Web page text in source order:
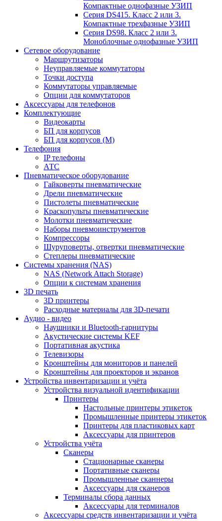
Компактные однофазные УЗИП
Серия DS415. Класс 2 или 3.
Компактные трехфазные УЗИП
Серия DS98. Класс 2 или 3.
Моноблочные однофазные УЗИП
Сетевое оборудование
Маршрутизаторы
Неуправляемые коммутаторы
Точки доступа
Коммутаторы управляемые
Опции для коммутаторов
Аксессуары для телефонов
Комплектующие
Видеокарты
БП для корпусов
БП для корпусов (М)
Телефония
IP телефоны
АТС
Пневматическое оборудование
Гайковерты пневматические
Дрели пневматические
Пистолеты пневматические
Краскопульты пневматические
Молотки пневматические
Наборы пневмоинструментов
Компрессоры
Шуруповерты, отвертки пневматические
Степлеры пневматические
Cистемы хранения (NAS)
NAS (Network Attach Storage)
Опции к системам хранения
3D печать
3D принтеры
Расходные материалы для 3D-печати
Аудио - видео
Наушники и Bluetooth-гарнитуры
Акустические системы KEF
Портативная акустика
Телевизоры
Кронштейны для мониторов и панелей
Кронштейны для проекторов и экранов
Устройства инвентаризации и учёта
Устройства визуальной идентификации
Принтеры
Настольные принтеры этикеток
Промышленные принтеры этикеток
Принтеры для пластиковых карт
Аксессуары для принтеров
Устройства учёта
Сканеры
Стационарные сканеры
Портативные сканеры
Промышленные сканнеры
Аксессуары для сканеров
Терминалы сбора данных
Аксессуары для терминалов
Аксессуары средств инвентаризации и учёта